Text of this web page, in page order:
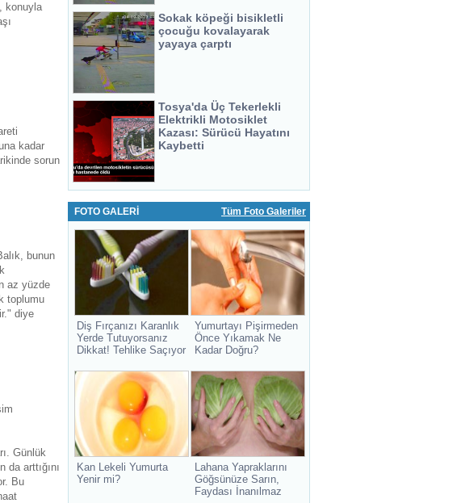
konuyla
kadar
sorun
bunun
az yüzde
toplumu
diye
Günlük
da arttığını
Bu
Sokak köpeği bisikletli
çocuğu kovalayarak
yayaya çarptı
Tosya'da Üç Tekerlekli
Elektrikli Motosiklet
Kazası: Sürücü Hayatını
Kaybetti
FOTO GALERİ Tüm Foto Galeriler
Diş Fırçanızı Karanlık
Yerde Tutuyorsanız
Dikkat! Tehlike Saçıyor
Yumurtayı Pişirmeden
Önce Yıkamak Ne
Kadar Doğru?
Kan Lekeli Yumurta
Yenir mi?
Lahana Yapraklarını
Göğsünüze Sarın,
Faydası İnanılmaz